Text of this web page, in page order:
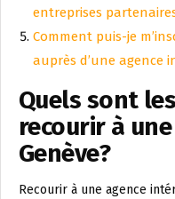
entreprises
Comment puis-je
auprès d’une agence
Quels sont
recourir à
Genève?
Recourir à une agence